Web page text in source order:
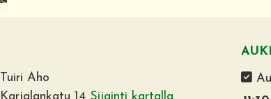
Tuiri Aho
Karjalankatu 14 Sijainti kartalla